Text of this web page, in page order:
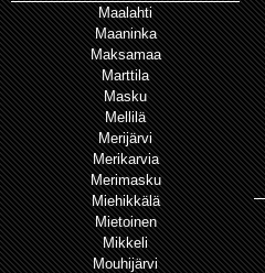
Maalahti
Maaninka
Maksamaa
Marttila
Masku
Mellilä
Merijärvi
Merikarvia
Merimasku
Miehikkälä
Mietoinen
Mikkeli
Mouhijärvi